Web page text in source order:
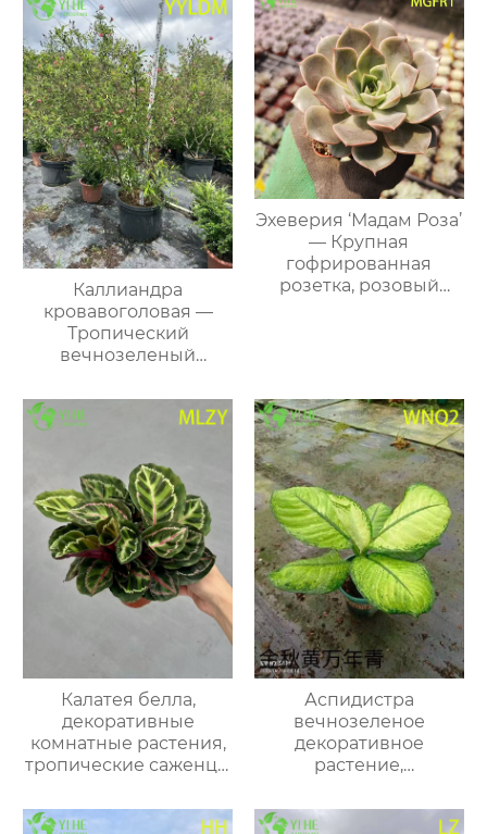
Каллиандра
кровавоголовая —
Тропический
вечнозеленый
кустарник, красные
соцветия, для сада и
Эхеверия ‘Мадам Роза’
— Крупная
гофрированная
розетка, розовый
Калатея белла,
декоративные
комнатные растения,
тропические саженцы
Аспидистра
вечнозеленое
декоративное
растение,
для дома и сада